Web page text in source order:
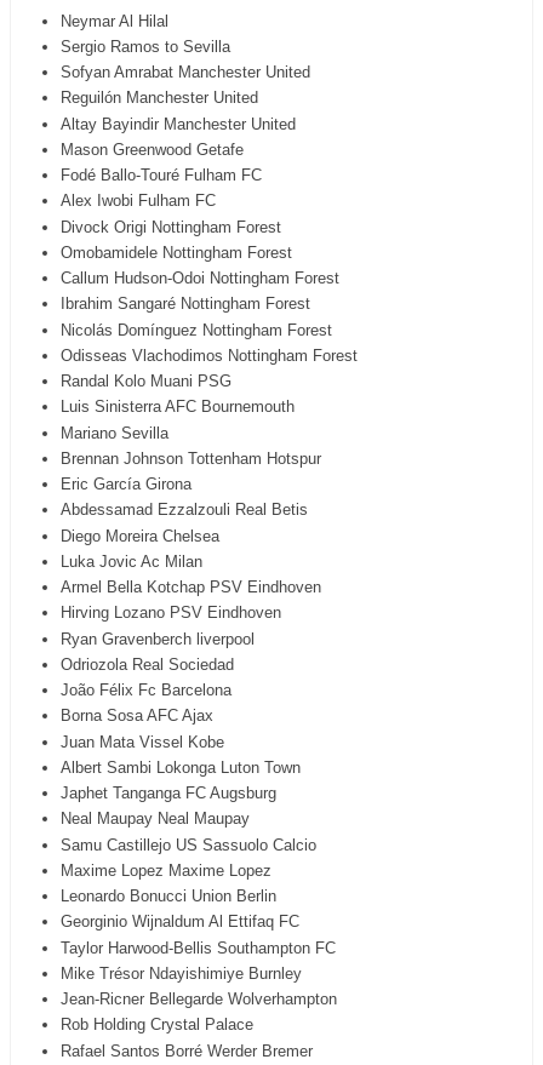
Neymar Al Hilal
Sergio Ramos to Sevilla
Sofyan Amrabat Manchester United
Reguilón Manchester United
Altay Bayindir Manchester United
Mason Greenwood Getafe
Fodé Ballo-Touré Fulham FC
Alex Iwobi Fulham FC
Divock Origi Nottingham Forest
Omobamidele Nottingham Forest
Callum Hudson-Odoi Nottingham Forest
Ibrahim Sangaré Nottingham Forest
Nicolás Domínguez Nottingham Forest
Odisseas Vlachodimos Nottingham Forest
Randal Kolo Muani PSG
Luis Sinisterra AFC Bournemouth
Mariano Sevilla
Brennan Johnson Tottenham Hotspur
Eric García Girona
Abdessamad Ezzalzouli Real Betis
Diego Moreira Chelsea
Luka Jovic Ac Milan
Armel Bella Kotchap PSV Eindhoven
Hirving Lozano PSV Eindhoven
Ryan Gravenberch liverpool
Odriozola Real Sociedad
João Félix Fc Barcelona
Borna Sosa AFC Ajax
Juan Mata Vissel Kobe
Albert Sambi Lokonga Luton Town
Japhet Tanganga FC Augsburg
Neal Maupay Neal Maupay
Samu Castillejo US Sassuolo Calcio
Maxime Lopez Maxime Lopez
Leonardo Bonucci Union Berlin
Georginio Wijnaldum Al Ettifaq FC
Taylor Harwood-Bellis Southampton FC
Mike Trésor Ndayishimiye Burnley
Jean-Ricner Bellegarde Wolverhampton
Rob Holding Crystal Palace
Rafael Santos Borré Werder Bremer